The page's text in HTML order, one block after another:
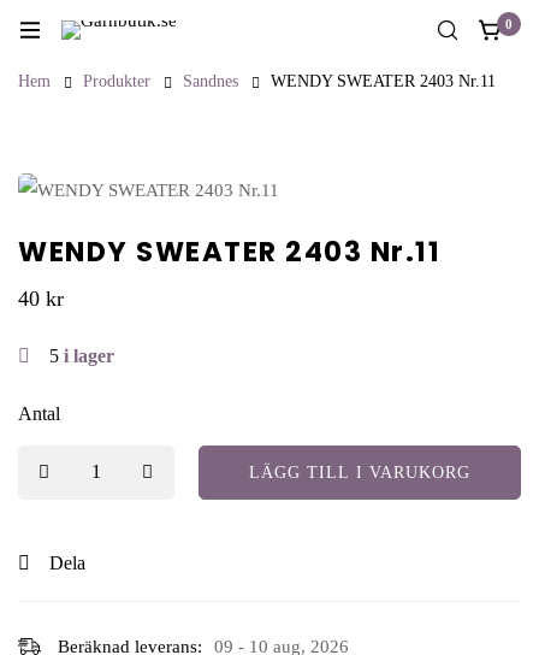
0
Hem Produkter Sandnes WENDY SWEATER 2403 Nr.11
WENDY SWEATER 2403 Nr.11
40 kr
5 i lager
Antal
LÄGG TILL I VARUKORG
Dela
Beräknad leverans: 09 - 10 aug, 2026